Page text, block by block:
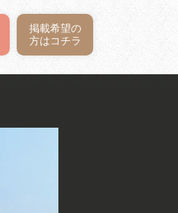
掲載希望の
方はコチラ